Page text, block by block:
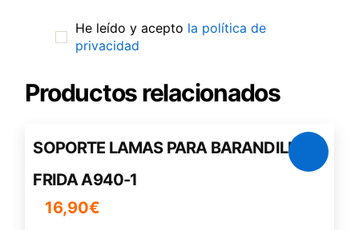
He leído y acepto la política de
privacidad
Productos relacionados
SOPORTE LAMAS PARA BARANDILLA
FRIDA A940-1
16,90€